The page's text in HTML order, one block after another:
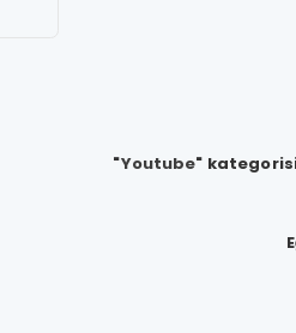
"Youtube"